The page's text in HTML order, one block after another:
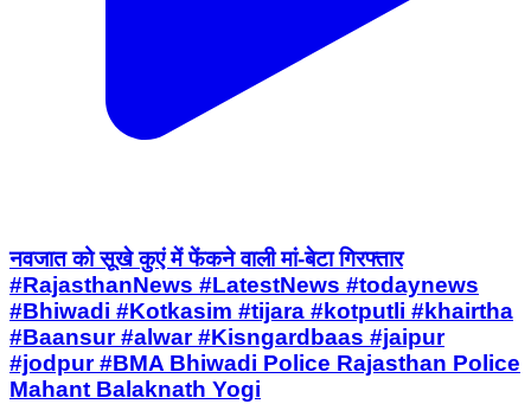
नवजात को सूखे कुएं में फेंकने वाली मां-बेटा गिरफ्तार
#RajasthanNews #LatestNews #todaynews
#Bhiwadi #Kotkasim #tijara #kotputli #khairtha
#Baansur #alwar #Kisngardbaas #jaipur
#jodpur #BMA Bhiwadi Police Rajasthan Police
Mahant Balaknath Yogi